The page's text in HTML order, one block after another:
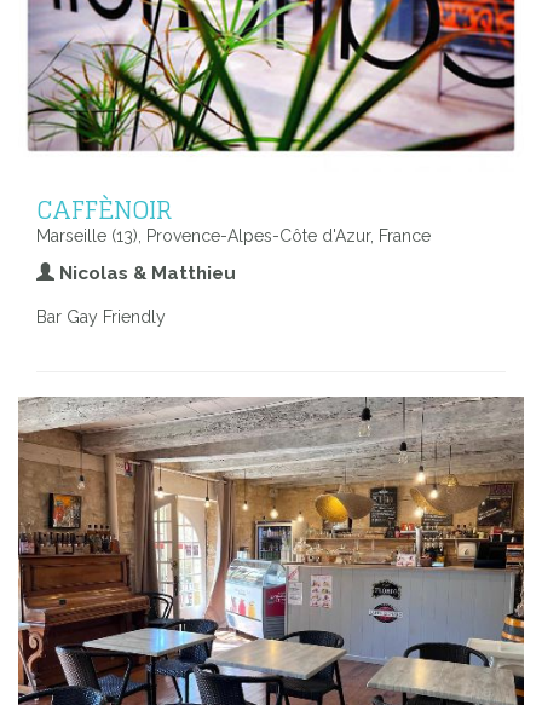
CAFFÈNOIR
Marseille (13), Provence-Alpes-Côte d'Azur, France
Nicolas & Matthieu
Bar Gay Friendly